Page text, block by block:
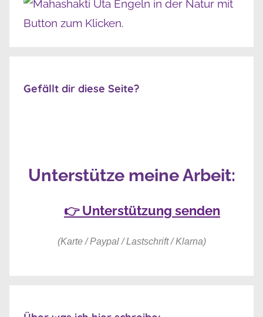
Gefällt dir diese Seite?
Unterstütze meine Arbeit:
👉 Unterstützung senden
(Karte / Paypal / Lastschrift / Klarna)